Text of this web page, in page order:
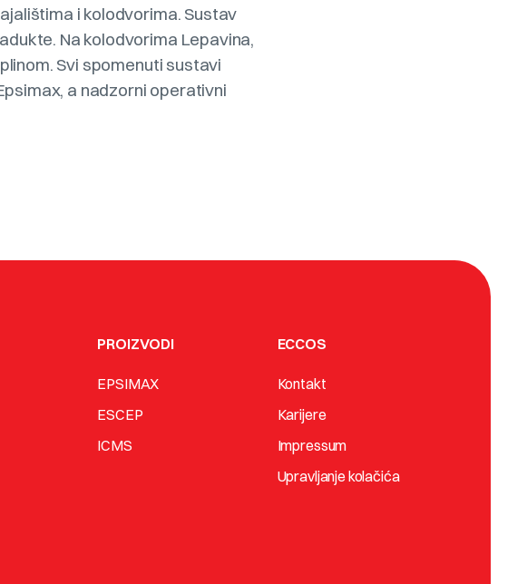
i kolodvorima. Sustav
Na kolodvorima Lepavina,
Svi spomenuti sustavi
a nadzorni operativni
PROIZVODI
EPSIMAX
ESCEP
ICMS
ECCOS
Kontakt
Karijere
Impressum
Upravljanje kolačića